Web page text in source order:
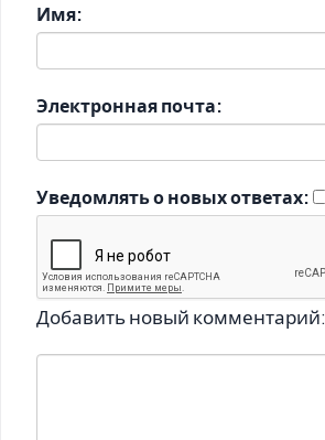
Имя:
Электронная почта:
Уведомлять о новых ответах:
Добавить новый комментарий: